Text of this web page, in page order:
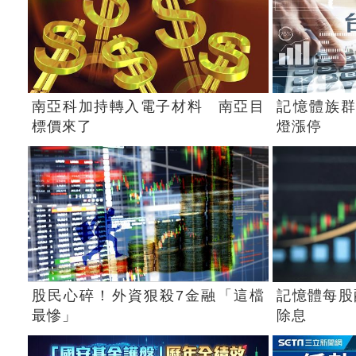
南亞科加持轉入電子材料 南亞目
標價來了
記憶體族
燈漲停
股民心碎！外資狠殺7金融「這檔
最慘」
記憶體每
除息